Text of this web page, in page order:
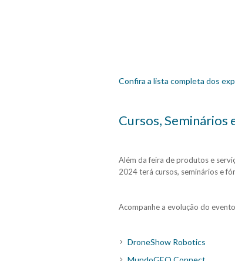
Confira a lista completa dos
Cursos, Seminários
Além da feira de produtos e
2024 terá cursos, seminários e
Acompanhe a evolução do
DroneShow Robotics